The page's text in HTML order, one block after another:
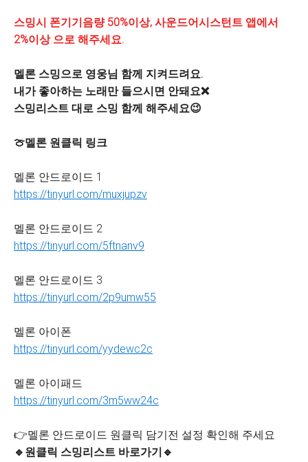
스밍시 폰기기음량 50%이상, 사운드어시스턴트 앱에서
2%이상 으로 해주세요.
멜론 스밍으로 영웅님 함께 지켜드려요.
내가 좋아하는 노래만 들으시면 안돼요❌
스밍리스트 대로 스밍 함께 해주세요😉
🍈멜론 원클릭 링크
멜론 안드로이드 1
https://tinyurl.com/muxjupzv
멜론 안드로이드 2
https://tinyurl.com/5ftnanv9
멜론 안드로이드 3
https://tinyurl.com/2p9umw55
멜론 아이폰
https://tinyurl.com/yydewc2c
멜론 아이패드
https://tinyurl.com/3m5ww24c
👉멜론 안드로이드 원클릭 담기전 설정 확인해 주세요
🔹원클릭 스밍리스트 바로가기🔹